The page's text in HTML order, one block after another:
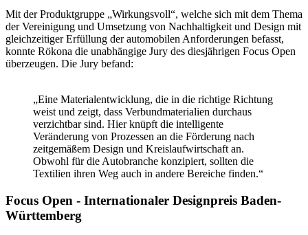
Mit der Produktgruppe „Wirkungsvoll“, welche sich mit dem Thema
der Vereinigung und Umsetzung von Nachhaltigkeit und Design mit
gleichzeitiger Erfüllung der automobilen Anforderungen befasst,
konnte Rökona die unabhängige Jury des diesjährigen Focus Open
überzeugen. Die Jury befand:
„Eine Materialentwicklung, die in die richtige Richtung
weist und zeigt, dass Verbundmaterialien durchaus
verzichtbar sind. Hier knüpft die intelligente
Veränderung von Prozessen an die Förderung nach
zeitgemäßem Design und Kreislaufwirtschaft an.
Obwohl für die Autobranche konzipiert, sollten die
Textilien ihren Weg auch in andere Bereiche finden.“
Focus Open - Internationaler Designpreis Baden-
Württemberg